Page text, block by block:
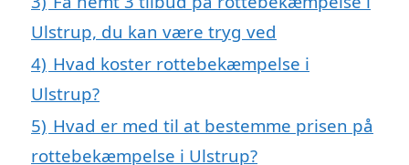
Ulstrup, du kan være tryg ved
4) Hvad koster rottebekæmpelse i
Ulstrup?
5) Hvad er med til at bestemme prisen på
rottebekæmpelse i Ulstrup?